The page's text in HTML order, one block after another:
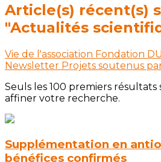
Article(s) récent(s)
"Actualités
Vie de l'association Fondation
Newsletter Projets soutenus
Seuls les 100 premiers résultats
affiner votre recherche.
Supplémentation en
bénéfices confirmés